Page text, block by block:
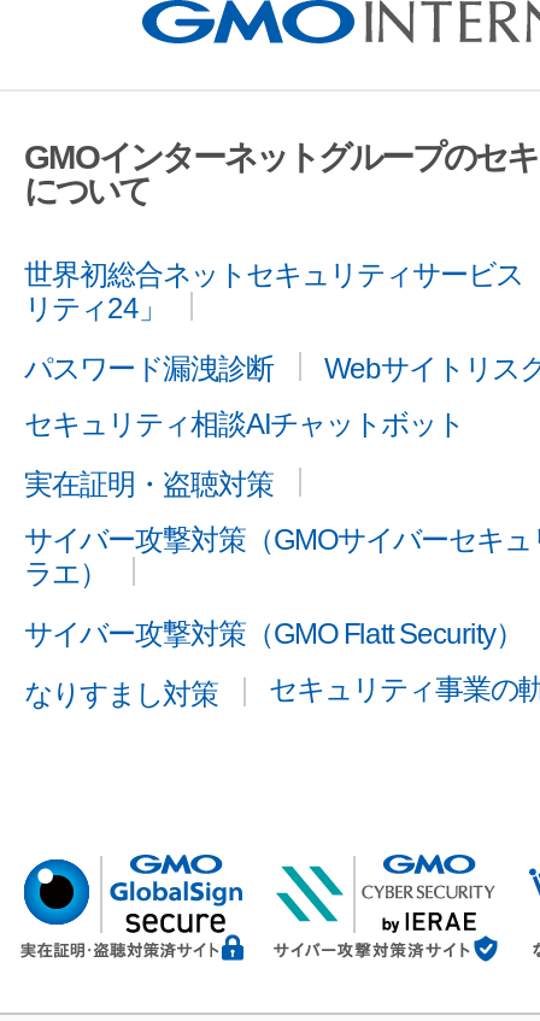
GMOインターネットグループのセ
について
世界初総合ネットセキュリティサービス
リティ24」
パスワード漏洩診断
Webサイトリス
セキュリティ相談AIチャットボット
実在証明・盗聴対策
サイバー攻撃対策（GMOサイバーセキ
ラエ）
サイバー攻撃対策（GMO Flatt Security）
なりすまし対策
セキュリティ事業の